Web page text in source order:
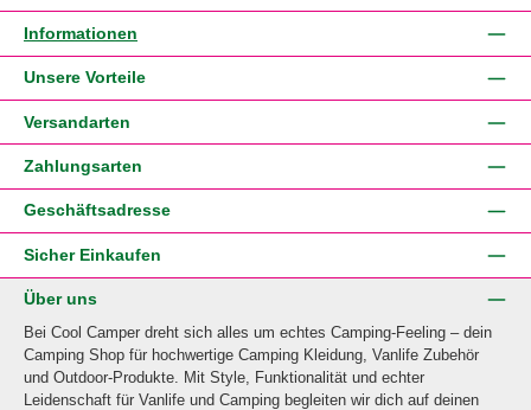
Informationen
Unsere Vorteile
Versandarten
Zahlungsarten
Geschäftsadresse
Sicher Einkaufen
Über uns
Bei Cool Camper dreht sich alles um echtes Camping-Feeling – dein
Camping Shop für hochwertige Camping Kleidung, Vanlife Zubehör
und Outdoor-Produkte. Mit Style, Funktionalität und echter
Leidenschaft für Vanlife und Camping begleiten wir dich auf deinen